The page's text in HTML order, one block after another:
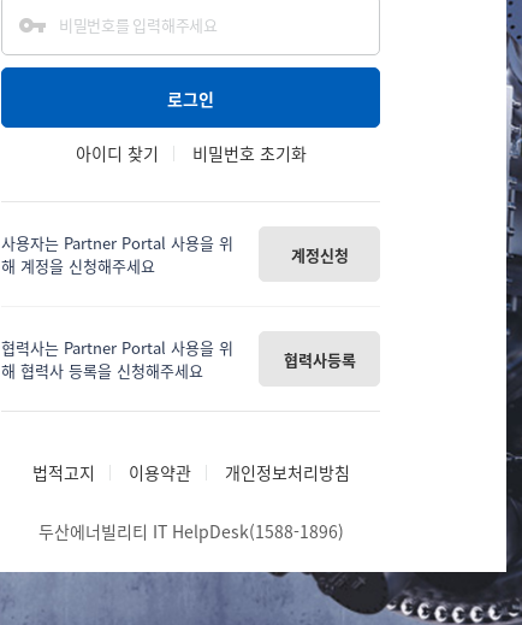
로그인
아이디 찾기 비밀번호 초기화
사용자는 Partner Portal 사용을 위
해 계정을 신청해주세요
계정신청
협력사는 Partner Portal 사용을 위
해 협력사 등록을 신청해주세요
협력사등록
법적고지 이용약관 개인정보처리방침
두산에너빌리티 IT HelpDesk(1588-1896)